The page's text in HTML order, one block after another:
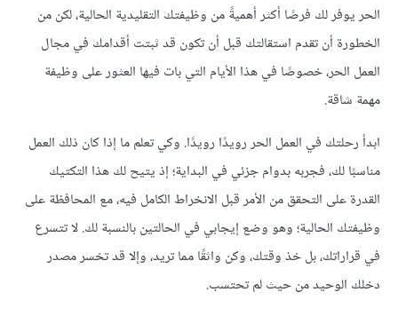
الحر يوفر لك فرصًا أكثر أهميةً من وظيفتك التقليدية الحالية، لكن من
الخطورة أن تقدم استقالتك قبل أن تكون قد ثبتت أقدامك في مجال
العمل الحر، خصوصًا في هذا الأيام التي بات فيها العثور على وظيفة
مهمة شاقة.
ابدأ رحلتك في العمل الحر رويدًا رويدًا. وكي تعلم ما إذا كان ذلك العمل
مناسبًا لك، فجربه بدوام جزئي في البداية؛ إذ يتيح لك هذا التكتيك
القدرة على التحقق من الأمر قبل الانخراط الكامل فيه، مع المحافظة على
وظيفتك الحالية؛ وهو وضع إيجابي في الحالتين بالنسبة لك. لا تتسرع
في قراراتك، بل خذ وقتك، وكن واثقًا مما تريد، وإلا قد تخسر مصدر
دخلك الوحيد من حيث لم تحتسب.